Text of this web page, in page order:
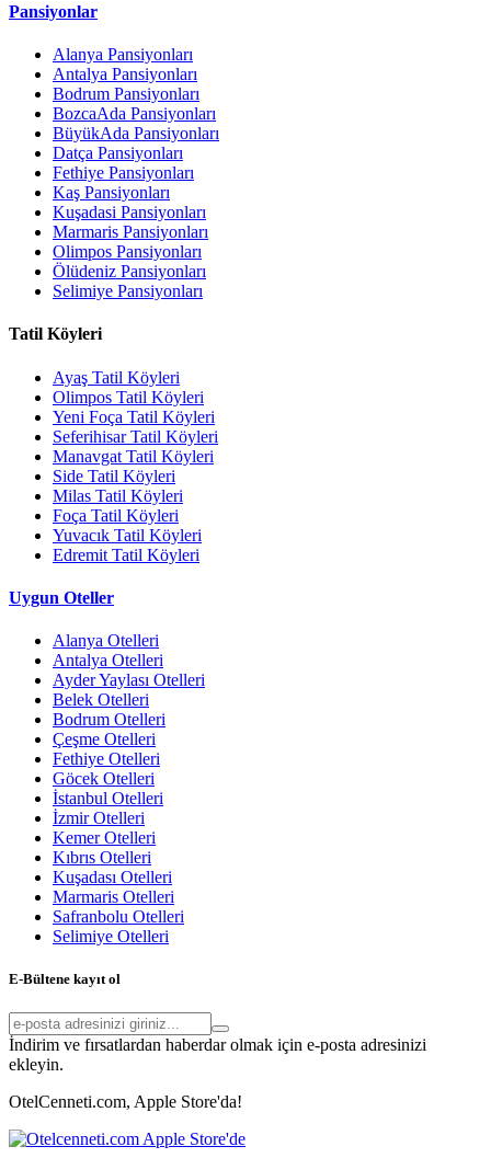
Pansiyonlar
Alanya Pansiyonları
Antalya Pansiyonları
Bodrum Pansiyonları
BozcaAda Pansiyonları
BüyükAda Pansiyonları
Datça Pansiyonları
Fethiye Pansiyonları
Kaş Pansiyonları
Kuşadasi Pansiyonları
Marmaris Pansiyonları
Olimpos Pansiyonları
Ölüdeniz Pansiyonları
Selimiye Pansiyonları
Tatil Köyleri
Ayaş Tatil Köyleri
Olimpos Tatil Köyleri
Yeni Foça Tatil Köyleri
Seferihisar Tatil Köyleri
Manavgat Tatil Köyleri
Side Tatil Köyleri
Milas Tatil Köyleri
Foça Tatil Köyleri
Yuvacık Tatil Köyleri
Edremit Tatil Köyleri
Uygun Oteller
Alanya Otelleri
Antalya Otelleri
Ayder Yaylası Otelleri
Belek Otelleri
Bodrum Otelleri
Çeşme Otelleri
Fethiye Otelleri
Göcek Otelleri
İstanbul Otelleri
İzmir Otelleri
Kemer Otelleri
Kıbrıs Otelleri
Kuşadası Otelleri
Marmaris Otelleri
Safranbolu Otelleri
Selimiye Otelleri
E-Bültene kayıt ol
İndirim ve fırsatlardan haberdar olmak için e-posta adresinizi
ekleyin.
OtelCenneti.com, Apple Store'da!